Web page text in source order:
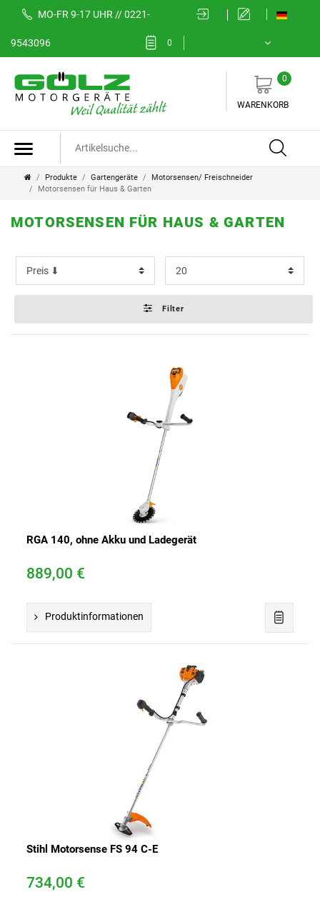
MO-FR 9-17 UHR // 0221-
9543096 0
0
WARENKORB
Produkte Gartengeräte
Motorsensen/ Freischneider
Motorsensen für Haus & Garten
MOTORSENSEN FÜR HAUS & GARTEN
Filter
RGA 140, ohne Akku und Ladegerät
889,00 €
Produktinformationen
Stihl Motorsense FS 94 C-E
734,00 €
FILTER
K
e
o
r
i
M
o
t
P
r
e